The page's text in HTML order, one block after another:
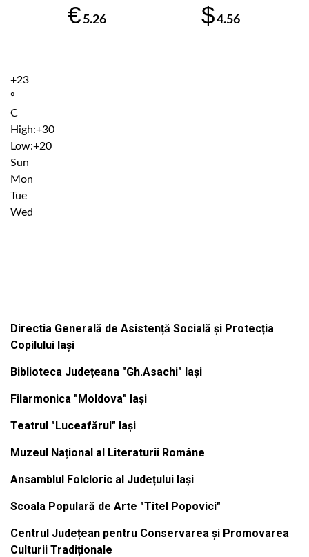
€ 5.26 $4.56
+23
°
C
High:+30
Low:+20
Sun
Mon
Tue
Wed
Directia Generală de Asistență Socială și Protecția
Copilului Iași
Biblioteca Județeana "Gh.Asachi" Iași
Filarmonica "Moldova" Iași
Teatrul "Luceafărul" Iași
Muzeul Național al Literaturii Române
Ansamblul Folcloric al Județului Iași
Scoala Populară de Arte "Titel Popovici"
Centrul Județean pentru Conservarea și Promovarea
Culturii Tradiționale